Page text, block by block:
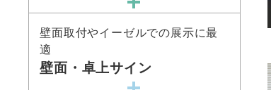
壁面取付やイーゼルでの展示に最
適
壁面・卓上サイン